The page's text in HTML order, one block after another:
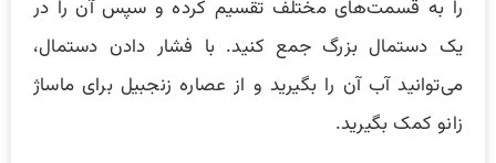
را به قسمت‌های مختلف تقسیم کرده و سپس آن را در
یک دستمال بزرگ جمع کنید. با فشار دادن دستمال،
می‌توانید آب آن را بگیرید و از عصاره زنجبیل برای ماساژ
زانو کمک بگیرید.